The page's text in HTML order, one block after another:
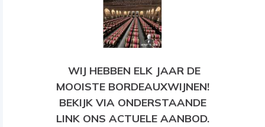
WIJ HEBBEN ELK JAAR DE
MOOISTE BORDEAUXWIJNEN!
BEKIJK VIA ONDERSTAANDE
LINK ONS ACTUELE AANBOD.